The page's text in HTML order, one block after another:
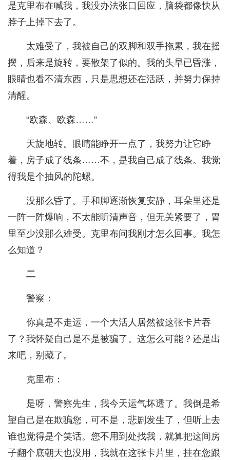
是克里布在喊我，我没办法张口回应，脑袋都像快从
脖子上掉下去了。
太难受了，我被自己的双脚和双手拖累，我在摇
摆，后来是旋转，要散架了似的。我的头早已昏涨，
眼睛也看不清东西，只是思想还在活跃，并努力保持
清醒。
“欧森、欧森……”
天旋地转。眼睛能睁开一点了，我努力让它睁
着，房子成了线条……不，是我自己成了线条。我觉
得我是个抽风的陀螺。
没那么昏了。手和脚逐渐恢复安静，耳朵里还是
一阵一阵爆响，不太能听清声音，但无关紧要了，胃
里至少没那么难受。克里布问我刚才怎么回事。我怎
么知道？
二
警察：
你真是不走运，一个大活人居然被这张卡片吞
了？我怀疑自己是不是被骗了。这怎么可能？还是出
来吧，别藏了。
克里布：
是呀，警察先生，我今天运气坏透了。我倒是希
望自己是在欺骗您，可不是，悲剧发生了，但听上去
谁也觉得是个笑话。您不用到处找我，就算把这间房
子翻个底朝天也没用，我就在这张卡片里，挂在您跟